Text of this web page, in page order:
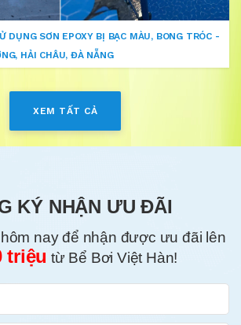
DỤNG SƠN EPOXY BỊ BẠC MÀU, BONG TRÓC -
HẢI CHÂU, ĐÀ NẴNG
XEM TẤT CẢ
KÝ NHẬN ƯU ĐÃI
nay để nhận được ưu đãi lên
triệu từ Bể Bơi Việt Hàn!